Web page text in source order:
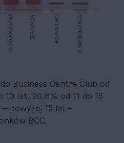
Business Centre Club od
lat, 20,8% od 11 do 15
– powyżej 15 lat –
BCC.